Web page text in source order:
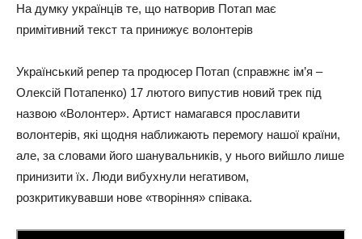
На думку українців те, що натворив Потап має
примітивний текст та принижує волонтерів
Український репер та продюсер Потап (справжнє ім’я –
Олексій Потапенко) 17 лютого випустив новий трек під
назвою «Волонтер». Артист намагався прославити
волонтерів, які щодня наближають перемогу нашої країни,
але, за словами його шанувальників, у нього вийшло лише
принизити їх. Люди вибухнули негативом,
розкритикувавши нове «творіння» співака.